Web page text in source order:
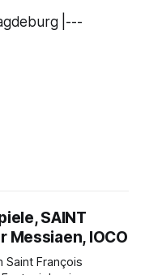
|---
SAINT
Messiaen, IOCO
Saint François